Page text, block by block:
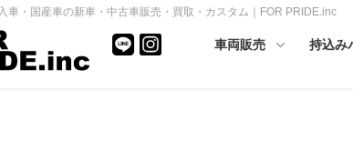
車・国産車の新車・中古車販売・買取・カスタム｜FOR PRIDE.inc
車両販売 持込み